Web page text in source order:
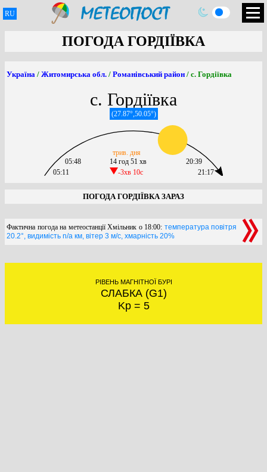
RU
ПОГОДА ГОРДІЇВКА
Україна / Житомирська обл. / Романівський район / с. Гордіївка
с. Гордіївка
(27.87°,50.05°)
05:11
05:48
14 год 51 хв
-3хв 10c
трив. дня
21:17
20:39
ПОГОДА ГОРДІЇВКА ЗАРАЗ
Фактична погода на метеостанції Хмільник о 18:00: температура повітря
20.2°, видимість n/a км, вітер 3 м/с, хмарність 20%
РІВЕНЬ МАГНІТНОЇ БУРІ
СЛАБКА (G1)
Kp = 5